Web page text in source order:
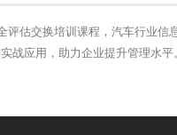
评估交换培训课程，汽车行业
战应用，助力企业提升管理水